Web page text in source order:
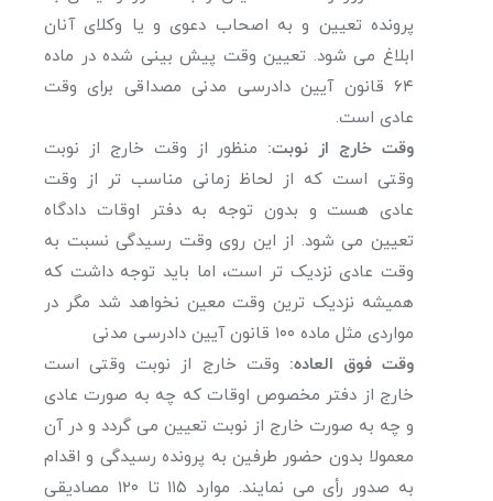
پرونده تعیین و به اصحاب دعوی و یا وکلای آنان
ابلاغ می شود. تعیین وقت پیش بینی شده در ماده
۶۴ قانون آیین دادرسی مدنی مصداقی برای وقت
عادی است.
وقت خارج از نوبت: منظور از وقت خارج از نوبت
وقتی است که از لحاظ زمانی مناسب ‌تر از وقت
عادی هست و بدون توجه به دفتر اوقات دادگاه
تعیین می شود. از این روی وقت رسیدگی نسبت به
وقت عادی نزدیک ‌تر است، اما باید توجه داشت که
همیشه نزدیک‌ ترین وقت معین نخواهد شد مگر در
مواردی مثل ماده ۱۰۰ قانون آیین دادرسی مدنی
وقت فوق العاده: وقت خارج از نوبت وقتی است
خارج از دفتر مخصوص اوقات که چه به صورت عادی
و چه به صورت خارج از نوبت تعیین می گردد و در آن
معمولا بدون حضور طرفین به پرونده رسیدگی و اقدام
به صدور رأی می‌ نمایند. موارد ۱۱۵ تا ۱۲۰ مصادیقی